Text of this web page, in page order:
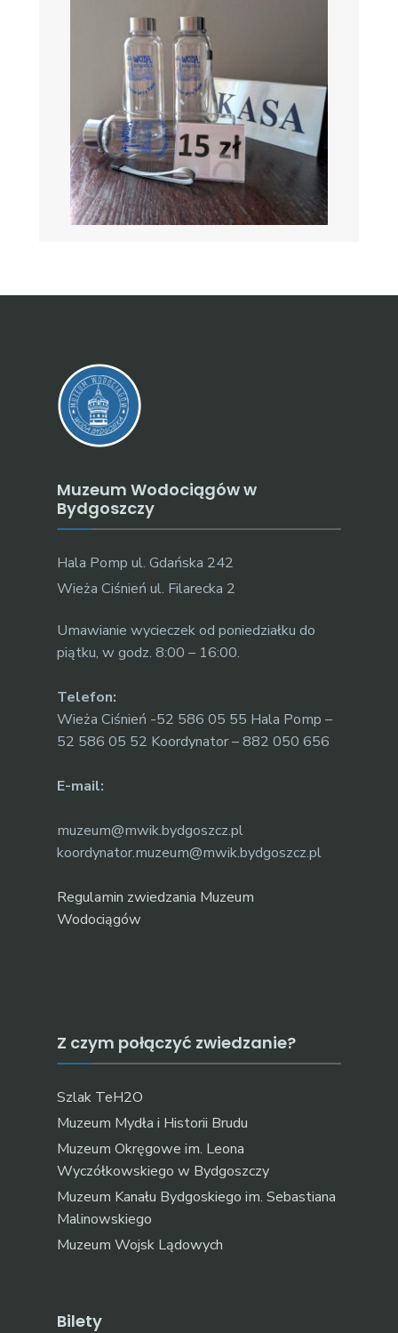
Muzeum Wodociągów w
Bydgoszczy
Hala Pomp ul. Gdańska 242
Wieża Ciśnień ul. Filarecka 2
Umawianie wycieczek od poniedziałku do
piątku, w godz. 8:00 – 16:00.
Telefon:
Wieża Ciśnień -52 586 05 55 Hala Pomp –
52 586 05 52 Koordynator – 882 050 656
E-mail:
muzeum@mwik.bydgoszcz.pl
koordynator.muzeum@mwik.bydgoszcz.pl
Regulamin zwiedzania Muzeum
Wodociągów
Z czym połączyć zwiedzanie?
Szlak TeH2O
Muzeum Mydła i Historii Brudu
Muzeum Okręgowe im. Leona
Wyczółkowskiego w Bydgoszczy
Muzeum Kanału Bydgoskiego im. Sebastiana
Malinowskiego
Muzeum Wojsk Lądowych
Bilety